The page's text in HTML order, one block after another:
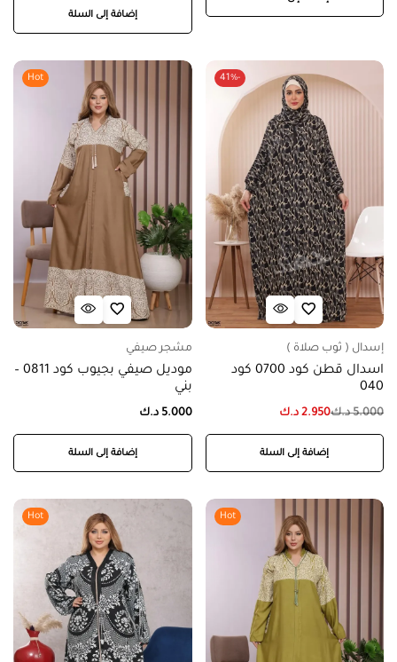
إضافة إلى السلة
-41%
إسدال ( ثوب صلاة )
اسدال قطن كود 0700 كود
040
5.000 د.ك2.950 د.ك
إضافة إلى السلة
Hot
مشجر صيفي
موديل صيفي بجيوب كود 0811 –
بني
5.000 د.ك
إضافة إلى السلة
Hot
Hot